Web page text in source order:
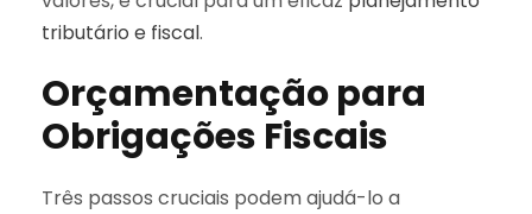
tributário e fiscal.
Orçamentação para
Obrigações Fiscais
Três passos cruciais podem ajudá-lo a